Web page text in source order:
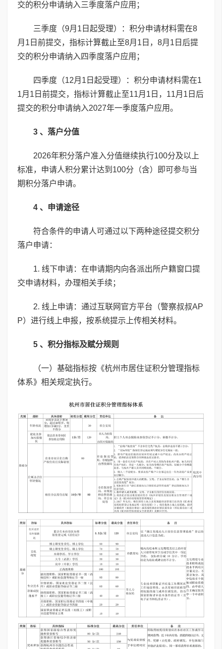
交的积分申请纳入三季度落户应用；
三季度（9月1日起受理）：积分申请材料需在8
月1日前提交，指标计算截止至8月1日，8月1日后提
交的积分申请纳入四季度落户应用；
四季度（12月1日起受理）：积分申请材料需在1
1月1日前提交，指标计算截止至11月1日，11月1日后
提交的积分申请纳入2027年一季度落户应用。
3 、落户分值
2026年积分落户准入分值继续执行100分及以上
标准，申请人积分累计达到100分（含）即可参与当
期积分落户申请。
4 、申请途径
符合条件的申请人可通过以下两种途径提交积分
落户申请：
1. 线下申请：在申请期内向各派出所户籍窗口提
交申请材料，办理相关手续；
2. 线上申请：通过互联网官方平台（警察叔叔AP
P）进行线上申报，按系统提示上传相关材料。
5 、积分指标及赋分规则
（一）基础指标按《杭州市居住证积分管理指标
体系》相关规定执行。